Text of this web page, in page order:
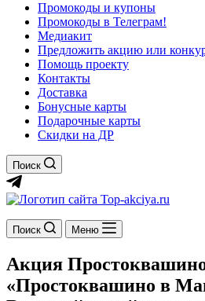
Промокоды и купоны
Промокоды в Телеграм!
Медиакит
Предложить акцию или
Помощь проекту
Контакты
Доставка
Бонусные карты
Подарочные карты
Скидки на ДР
Поиск
Поиск Меню
Акция
«Простоквашино в